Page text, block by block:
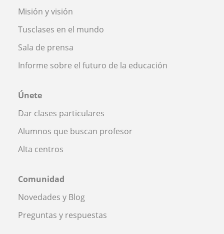
Misión y visión
Tusclases en el mundo
Sala de prensa
Informe sobre el futuro de la educación
Únete
Dar clases particulares
Alumnos que buscan profesor
Alta centros
Comunidad
Novedades y Blog
Preguntas y respuestas